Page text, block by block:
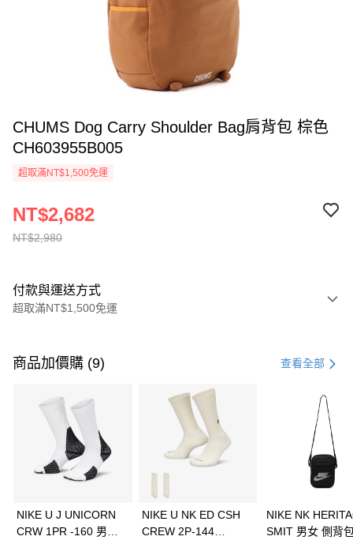
CHUMS Dog Carry Shoulder Bag肩背包 棕色
CH603955B005
超取滿NT$1,500免運
NT$2,980
NT$2,682
付款與運送方式
超取滿NT$1,500免運
信用卡一次付款
3 期 0 利率 每期 21家銀行
合作金庫商業銀行
第一商業銀行
華南商業銀行
彰化商業銀行
上海商業儲蓄銀行
Apple Pay
全盈+PAY
商品加價購 (9) 查看全部
NIKE U J UNICORN
CRW 1PR -160 男女
NIKE U NK ED CSH
CREW 2P-144
NIKE NK
SMIT 男女 側背